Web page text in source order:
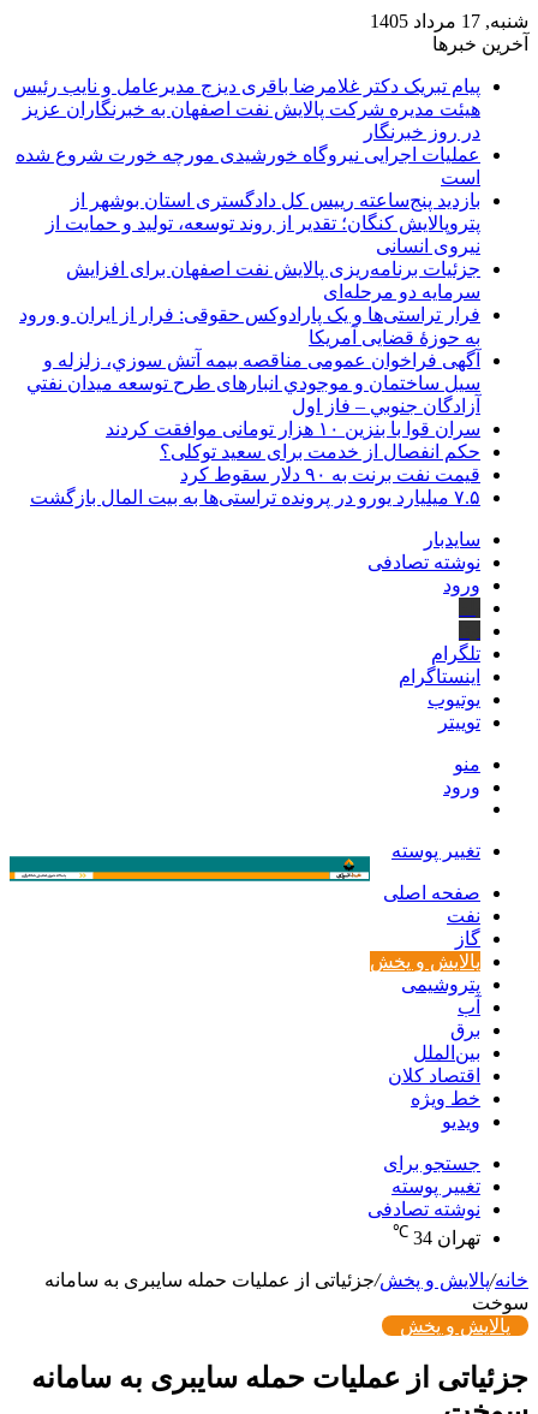
شنبه, 17 مرداد 1405
آخرین خبرها
پیام تبریک دکتر غلامرضا باقری دیزج مدیرعامل و نایب رئیس
هیئت مدیره شرکت پالایش نفت اصفهان به خبرنگاران عزیز
در روز خبرنگار
عملیات اجرایی نیروگاه خورشیدی مورچه خورت شروع شده
است
بازدید پنج‌ساعته رییس کل دادگستری استان بوشهر از
پتروپالایش کنگان؛ تقدیر از روند توسعه، تولید و حمایت از
نیروی انسانی
جزئیات برنامه‌ریزی پالایش نفت اصفهان برای افزایش
سرمایه دو مرحله‌ای
فرار تراستی‌ها و یک پارادوکس حقوقی: فرار از ایران و ورود
به حوزۀ قضایی آمریکا
آگهی فراخوان عمومی مناقصه بيمه آتش سوزي، زلزله و
سیل ساختمان و موجودي انبارهای طرح توسعه ميدان نفتي
آزادگان جنوبي – فاز اول
سران قوا با بنزین ۱۰ هزار تومانی موافقت کردند
حکم انفصال از خدمت برای سعید توکلی؟
قیمت نفت برنت به ۹۰ دلار سقوط کرد
۷.۵ میلیارد یورو در پرونده تراستی‌ها به بیت المال بازگشت
سایدبار
نوشته تصادفی
ورود
تلگرام
اینستاگرام
یوتیوب
توییتر
منو
ورود
تغییر پوسته
صفحه اصلی
نفت
گاز
پالایش و پخش
پتروشیمی
آب
برق
بین‌الملل
اقتصاد کلان
خط ویژه
ویدیو
جستجو برای
تغییر پوسته
نوشته تصادفی
تهران 34
℃
خانه/پالایش و پخش/جزئیاتی از عملیات حمله سایبری به سامانه
سوخت
پالایش و پخش
جزئیاتی از عملیات حمله سایبری به سامانه